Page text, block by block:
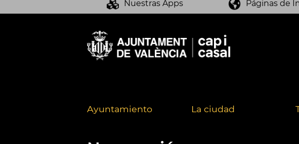
Nuestras Apps Páginas de
Ayuntamiento La ciudad